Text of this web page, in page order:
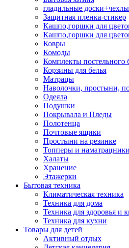
гладильные доски+чехлы
Защитная пленка-стикер
Кашпо,горшки для
Кашпо,горшки для
Ковры
Комоды
Комплекты постельного
Корзины для белья
Матрацы
Наволочки, простыни,
Одеяла
Подушки
Покрывала и Пледы
Полотенца
Почтовые ящики
Простыни на резинке
Топперы и наматрацники
Халаты
Хранение
Этажерки
Бытовая техника
Климатическая техника
Техника для дома
Техника для здоровья и
Техника для кухни
Товары для детей
Активный отдых